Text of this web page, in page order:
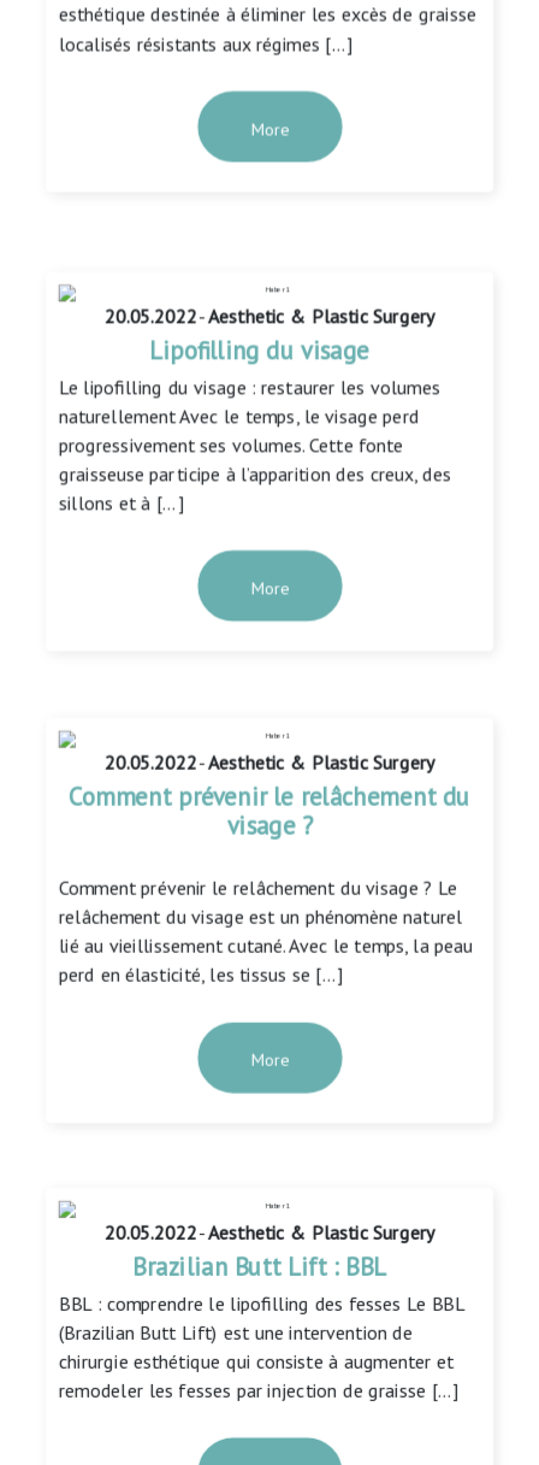
esthétique destinée à éliminer les excès de graisse
localisés résistants aux régimes […]
More
20.05.2022-Aesthetic & Plastic Surgery
Lipofilling du visage
Le lipofilling du visage : restaurer les volumes
naturellement Avec le temps, le visage perd
progressivement ses volumes. Cette fonte
graisseuse participe à l’apparition des creux, des
sillons et à […]
More
20.05.2022-Aesthetic & Plastic Surgery
Comment prévenir le relâchement du
visage ?
Comment prévenir le relâchement du visage ? Le
relâchement du visage est un phénomène naturel
lié au vieillissement cutané. Avec le temps, la peau
perd en élasticité, les tissus se […]
More
20.05.2022-Aesthetic & Plastic Surgery
Brazilian Butt Lift : BBL
BBL : comprendre le lipofilling des fesses Le BBL
(Brazilian Butt Lift) est une intervention de
chirurgie esthétique qui consiste à augmenter et
remodeler les fesses par injection de graisse […]